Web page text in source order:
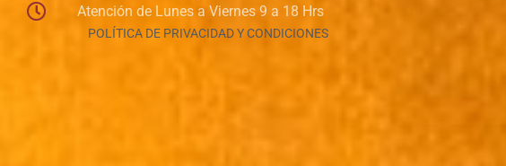
Atención de Lunes a Viernes 9 a 18 Hrs
POLÍTICA DE PRIVACIDAD Y CONDICIONES